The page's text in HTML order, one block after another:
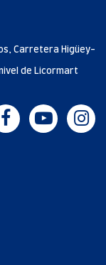
Carretera Higüey-
de Licormart